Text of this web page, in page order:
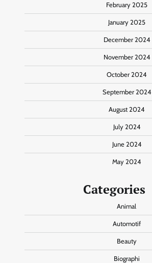
February 2025
January 2025
December 2024
November 2024
October 2024
September 2024
August 2024
July 2024
June 2024
May 2024
Categories
Animal
Automotif
Beauty
Biographi